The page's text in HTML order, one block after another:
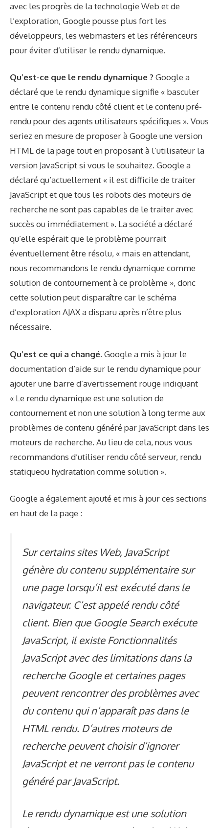
avec les progrès de la technologie Web et de
l’exploration, Google pousse plus fort les
développeurs, les webmasters et les référenceurs
pour éviter d’utiliser le rendu dynamique.
Qu’est-ce que le rendu dynamique ?Google a
déclaré que le rendu dynamique signifie « basculer
entre le contenu rendu côté client et le contenu pré-
rendu pour des agents utilisateurs spécifiques ». Vous
seriez en mesure de proposer à Google une version
HTML de la page tout en proposant à l’utilisateur la
version JavaScript si vous le souhaitez. Google a
déclaré qu’actuellement « il est difficile de traiter
JavaScript et que tous les robots des moteurs de
recherche ne sont pas capables de le traiter avec
succès ou immédiatement ». La société a déclaré
qu’elle espérait que le problème pourrait
éventuellement être résolu, « mais en attendant,
nous recommandons le rendu dynamique comme
solution de contournement à ce problème », donc
cette solution peut disparaître car le schéma
d’exploration AJAX a disparu après n’être plus
nécessaire.
Qu’est ce qui a changé. Google a mis à jour le
documentation d’aide sur le rendu dynamique pour
ajouter une barre d’avertissement rouge indiquant
« Le rendu dynamique est une solution de
contournement et non une solution à long terme aux
problèmes de contenu généré par JavaScript dans les
moteurs de recherche. Au lieu de cela, nous vous
recommandons d’utiliser rendu côté serveur, rendu
statiqueou hydratationcomme solution ».
Google a également ajouté et mis à jour ces sections
en haut de la page :
Sur certains sites Web, JavaScript
génère du contenu supplémentaire sur
une page lorsqu’il est exécuté dans le
navigateur. C’est appelérendu côté
client. Bien que Google Search exécute
JavaScript, il existe Fonctionnalités
JavaScript avec des limitations dans la
recherche Googleet certaines pages
peuvent rencontrer des problèmes avec
du contenu qui n’apparaît pas dans le
HTML rendu. D’autres moteurs de
recherche peuvent choisir d’ignorer
JavaScript et ne verront pas le contenu
généré par JavaScript.
Le rendu dynamique est une solution